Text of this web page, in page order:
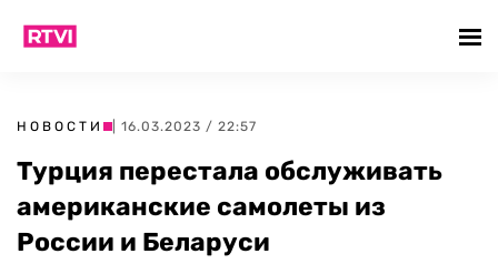
НОВОСТИ | 16.03.2023 / 22:57
Турция перестала обслуживать
американские самолеты из
России и Беларуси